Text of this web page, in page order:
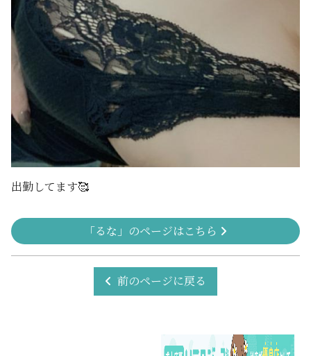
出勤してます🥰
「るな」のページはこちら
前のページに戻る